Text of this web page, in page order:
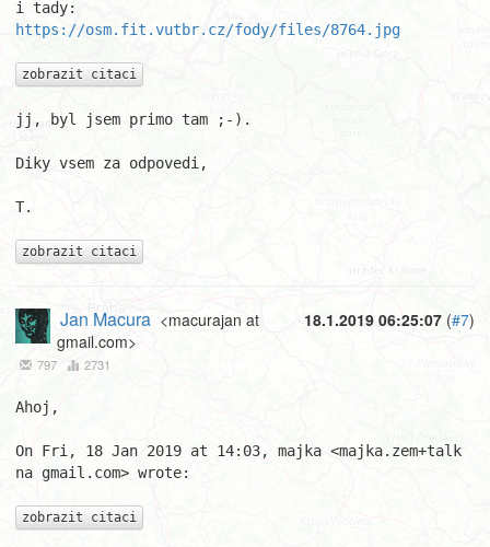
https://osm.fit.vutbr.cz/fody/files/8764.jpg
zobrazit citaci
jj, byl jsem primo tam ;-).
Diky vsem za odpovedi,
T.
zobrazit citaci
18.1.2019 06:25:07 (#7)
Jan Macura <macurajan at
gmail.com>
797 2731
Ahoj,
On Fri, 18 Jan 2019 at 14:03, majka <majka.zem+talk
na gmail.com> wrote:
zobrazit citaci